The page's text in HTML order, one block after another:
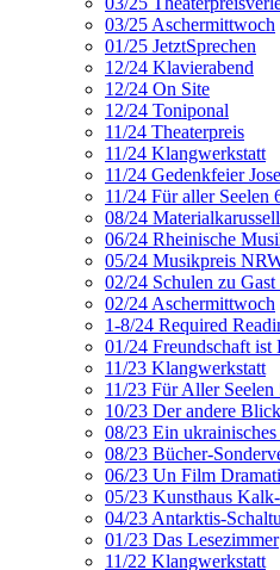
03/25 Aschermittwoch
01/25 JetztSprechen
12/24 Klavierabend
12/24 On Site
12/24 Toniponal
11/24 Theaterpreis
11/24 Klangwerkstatt
11/24 Gedenkfeier
11/24 Für aller Seelen
08/24 Materialkarussell
06/24 Rheinische
05/24 Musikpreis
02/24 Schulen zu
02/24 Aschermittwoch
1-8/24 Required
01/24 Freundschaft ist
11/23 Klangwerkstatt
11/23 Für Aller Seelen
10/23 Der andere
08/23 Ein
08/23 Bücher-
06/23 Un Film
05/23 Kunsthaus
04/23 Antarktis-
01/23 Das Lesezimmer
11/22 Klangwerkstatt